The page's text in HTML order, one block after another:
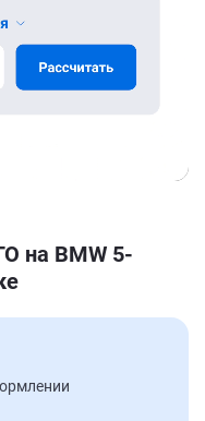
на BMW 5-